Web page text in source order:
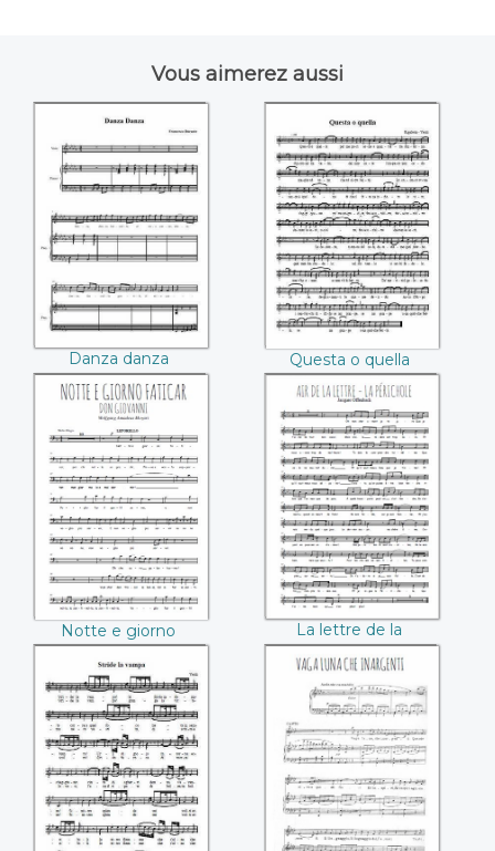
Vous aimerez aussi
Danza danza
((Francesco
Durante))
Danza danza
(Francesco Durante)
Questa o quella
(Giuseppe Verdi)
Questa o quella
(Giuseppe Verdi)
Notte e giorno
faticar (Mozart)
Notte e giorno
faticar (Mozart)
La lettre de la
Perichole (Jacques
Offenbach)
La lettre de la
Perichole (Jacques
Offenbach)
Stride la vampa
(Giuseppe Verdi)
Vaga luna che
inargenti (Vincenzo
Bellini)